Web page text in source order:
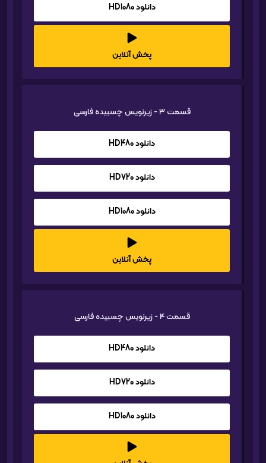
دانلود HD1080
پخش آنلاین
قسمت 3 - زیرنویس چسبیده فارسی
دانلود HD480
دانلود HD720
دانلود HD1080
پخش آنلاین
قسمت 4 - زیرنویس چسبیده فارسی
دانلود HD480
دانلود HD720
دانلود HD1080